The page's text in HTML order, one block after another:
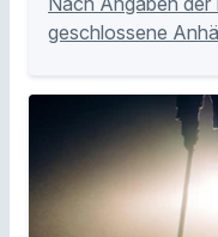
geschlossene